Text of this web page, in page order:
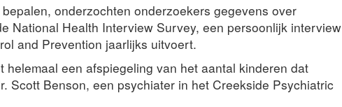
onderzochten onderzoekers gegevens over
National Health Interview Survey, een persoonlijk interview
and Prevention jaarlijks uitvoert.
helemaal een afspiegeling van het aantal kinderen dat
Scott Benson, een psychiater in het Creekside Psychiatric